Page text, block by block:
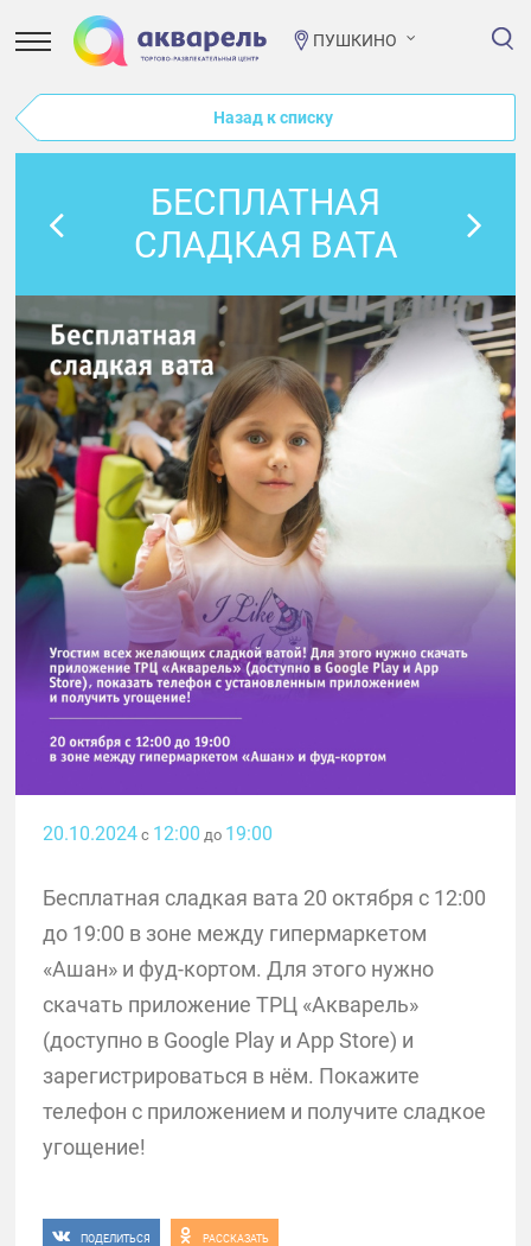
ПУШКИНО
Назад к списку
БЕСПЛАТНАЯ
СЛАДКАЯ ВАТА
20.10.2024с 12:00 до 19:00
Бесплатная сладкая вата 20 октября с 12:00
до 19:00 в зоне между гипермаркетом
«Ашан» и фуд-кортом. Для этого нужно
скачать приложение ТРЦ «Акварель»
(доступно в Google Play и App Store) и
зарегистрироваться в нём. Покажите
телефон с приложением и получите сладкое
угощение!
ПОДЕЛИТЬСЯ РАССКАЗАТЬ